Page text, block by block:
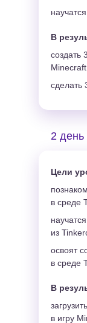
В
создать
сделать
Цели
В
2 день
в среде
из
освоят
в среде
в игру